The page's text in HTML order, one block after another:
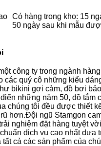
Có hàng trong kho: 15
50 ngày sau khi mẫu
công ty trong ngành
các quý cô những kiểu
bikini gợi cảm, đồ bơi
những năm 50, đồ tắm
chúng tôi đều được thiết
hơn.Đội ngũ Stamgon
nghiệm đặt hàng tuyệt
dịch vụ cao nhất dựa
cả các sản phẩm của